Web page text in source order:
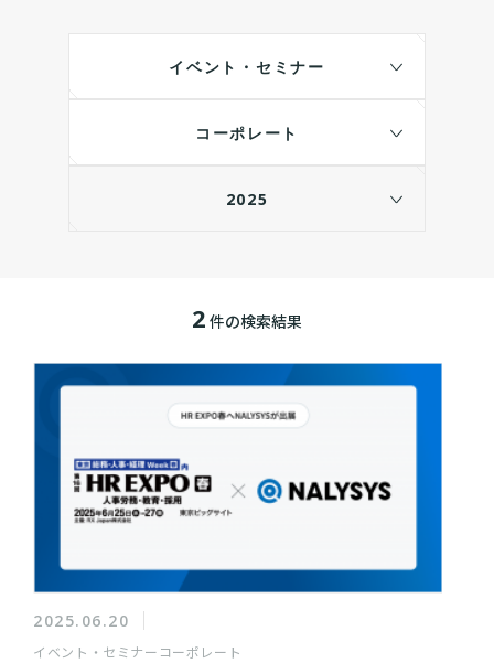
イベント・セミナー
コーポレート
2025
2 件の検索結果
2025.06.20
イベント・セミナー コーポレート